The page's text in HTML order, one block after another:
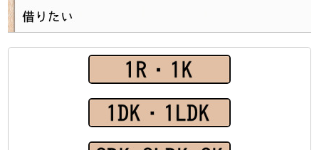
貸したい
入居者の皆様へ